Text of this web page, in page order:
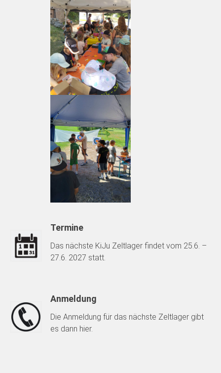
Termine
Das nächste KiJu Zeltlager findet vom 25.6. –
27.6. 2027 statt.
Anmeldung
Die Anmeldung für das nächste Zeltlager gibt
es dann hier.